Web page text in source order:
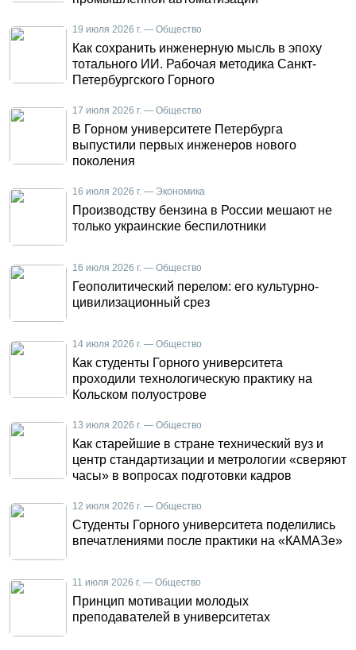
19 июля 2026 г. — Общество
Как сохранить инженерную мысль в эпоху
тотального ИИ. Рабочая методика Санкт-
Петербургского Горного
17 июля 2026 г. — Общество
В Горном университете Петербурга
выпустили первых инженеров нового
поколения
16 июля 2026 г. — Экономика
Производству бензина в России мешают не
только украинские беспилотники
16 июля 2026 г. — Общество
Геополитический перелом: его культурно-
цивилизационный срез
14 июля 2026 г. — Общество
Как студенты Горного университета
проходили технологическую практику на
Кольском полуострове
13 июля 2026 г. — Общество
Как старейшие в стране технический вуз и
центр стандартизации и метрологии «сверяют
часы» в вопросах подготовки кадров
12 июля 2026 г. — Общество
Студенты Горного университета поделились
впечатлениями после практики на «КАМАЗе»
11 июля 2026 г. — Общество
Принцип мотивации молодых
преподавателей в университетах